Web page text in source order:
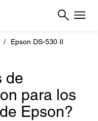
Epson DS-530 II
de
para los
Epson?